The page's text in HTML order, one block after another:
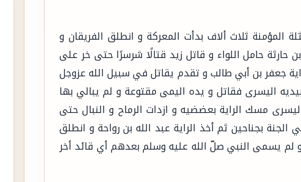
المؤمنة ثلاث ألاف بدأت المعركة و انطلق الفريقان و
حارثة حامل اللواء و قاتل زيد قتالًا شرسرًا حتى خر على
جعفر بن أبي طالب و تقدم يقاتل في سبيل الله عزوجل
اليسرى فقاتل و يده اليمى مقتوعة و لم يبالي بها
مسك الراية بعضضيه و ازدات الرماح و النبال حتى
بجناحين ثم أخذ الراية عبد الله بن رواحة و انطلق
يسمى النبي صلّ الله عليه وسلم بعدهم أي قائد أخر